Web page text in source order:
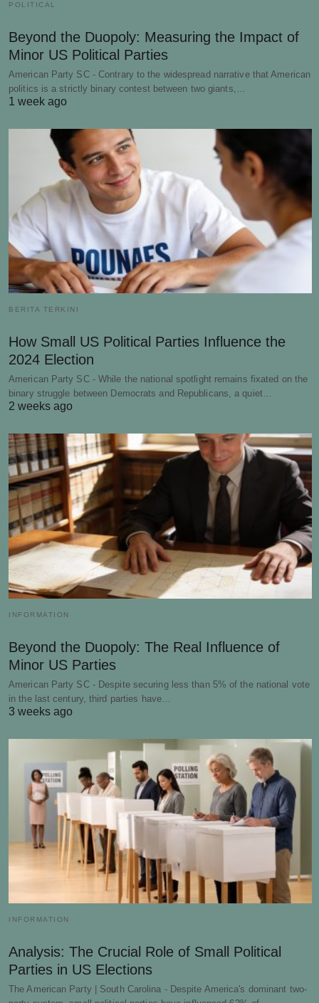
POLITICAL
Beyond the Duopoly: Measuring the Impact of
Minor US Political Parties
American Party SC - Contrary to the widespread narrative that American
politics is a strictly binary contest between two giants,…
1 week ago
BERITA TERKINI
How Small US Political Parties Influence the
2024 Election
American Party SC - While the national spotlight remains fixated on the
binary struggle between Democrats and Republicans, a quiet…
2 weeks ago
INFORMATION
Beyond the Duopoly: The Real Influence of
Minor US Parties
American Party SC - Despite securing less than 5% of the national vote
in the last century, third parties have…
3 weeks ago
INFORMATION
Analysis: The Crucial Role of Small Political
Parties in US Elections
The American Party | South Carolina - Despite America's dominant two-